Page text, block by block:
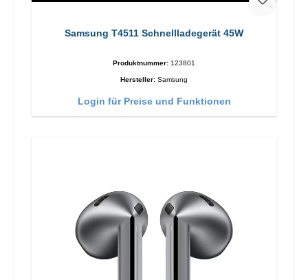
Samsung T4511 Schnellladegerät 45W
Produktnummer: 123801
Hersteller: Samsung
Login für Preise und Funktionen